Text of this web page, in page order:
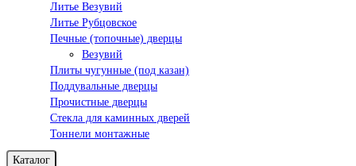
Литье Везувий
Литье Рубцовское
Печные (топочные) дверцы
Везувий
Плиты чугунные (под казан)
Поддувальные дверцы
Прочистные дверцы
Стекла для каминных дверей
Тоннели монтажные
Каталог